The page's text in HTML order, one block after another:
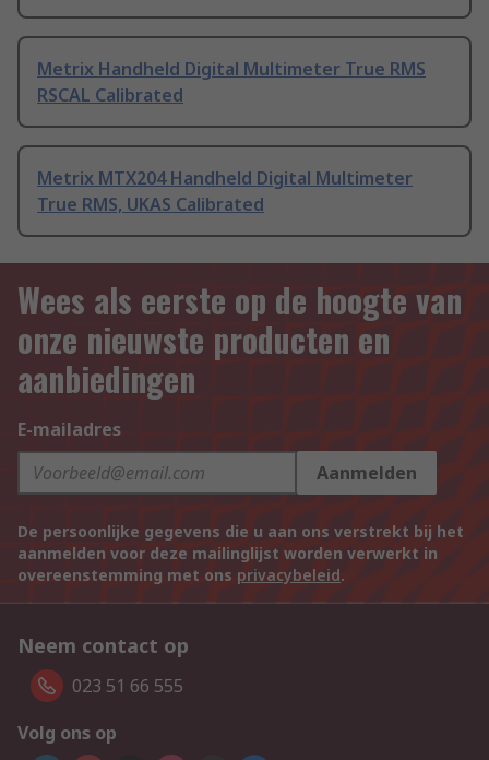
Metrix Handheld Digital Multimeter True RMS
RSCAL Calibrated
Metrix MTX204 Handheld Digital Multimeter
True RMS, UKAS Calibrated
Wees als eerste op de hoogte van
onze nieuwste producten en
aanbiedingen
E-mailadres
Aanmelden
De persoonlijke gegevens die u aan ons verstrekt bij het
aanmelden voor deze mailinglijst worden verwerkt in
overeenstemming met ons privacybeleid.
Neem contact op
023 51 66 555
Volg ons op